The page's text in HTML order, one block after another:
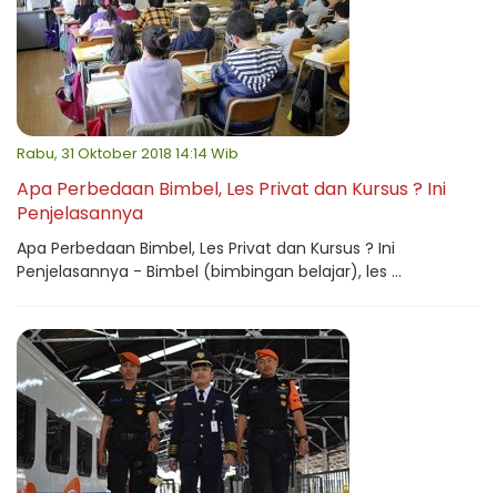
Rabu, 31 Oktober 2018 14:14 Wib
Apa Perbedaan Bimbel, Les Privat dan Kursus ? Ini
Penjelasannya
Apa Perbedaan Bimbel, Les Privat dan Kursus ? Ini
Penjelasannya - Bimbel (bimbingan belajar), les ...